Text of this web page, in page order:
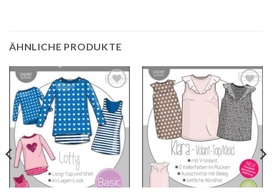
ÄHNLICHE PRODUKTE
Auf die
Wunschliste
Auf die
Wunschliste